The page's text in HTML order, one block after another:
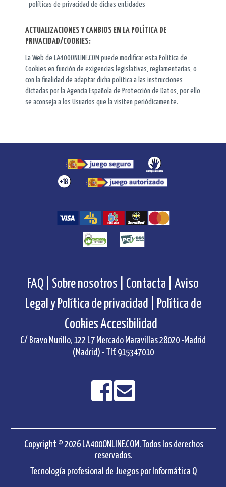
políticas de privacidad de dichas entidades
ACTUALIZACIONES Y CAMBIOS EN LA POLÍTICA DE
PRIVACIDAD/COOKIES:
La Web de LA400ONLINE.COM puede modificar esta Política de
Cookies en función de exigencias legislativas, reglamentarias, o
con la finalidad de adaptar dicha política a las instrucciones
dictadas por la Agencia Española de Protección de Datos, por ello
se aconseja a los Usuarios que la visiten periódicamente.
FAQ | Sobre nosotros | Contacta |
Aviso
Legal y Política de privacidad |
Política de
CookiesAccesibilidad
C/ Bravo Murillo, 122 L7 Mercado Maravillas 28020 -Madrid
(Madrid) - Tlf. 915347010
Copyright © 2026 LA400ONLINE.COM. Todos los derechos
reservados.
Tecnología profesional de Juegos por Informática Q